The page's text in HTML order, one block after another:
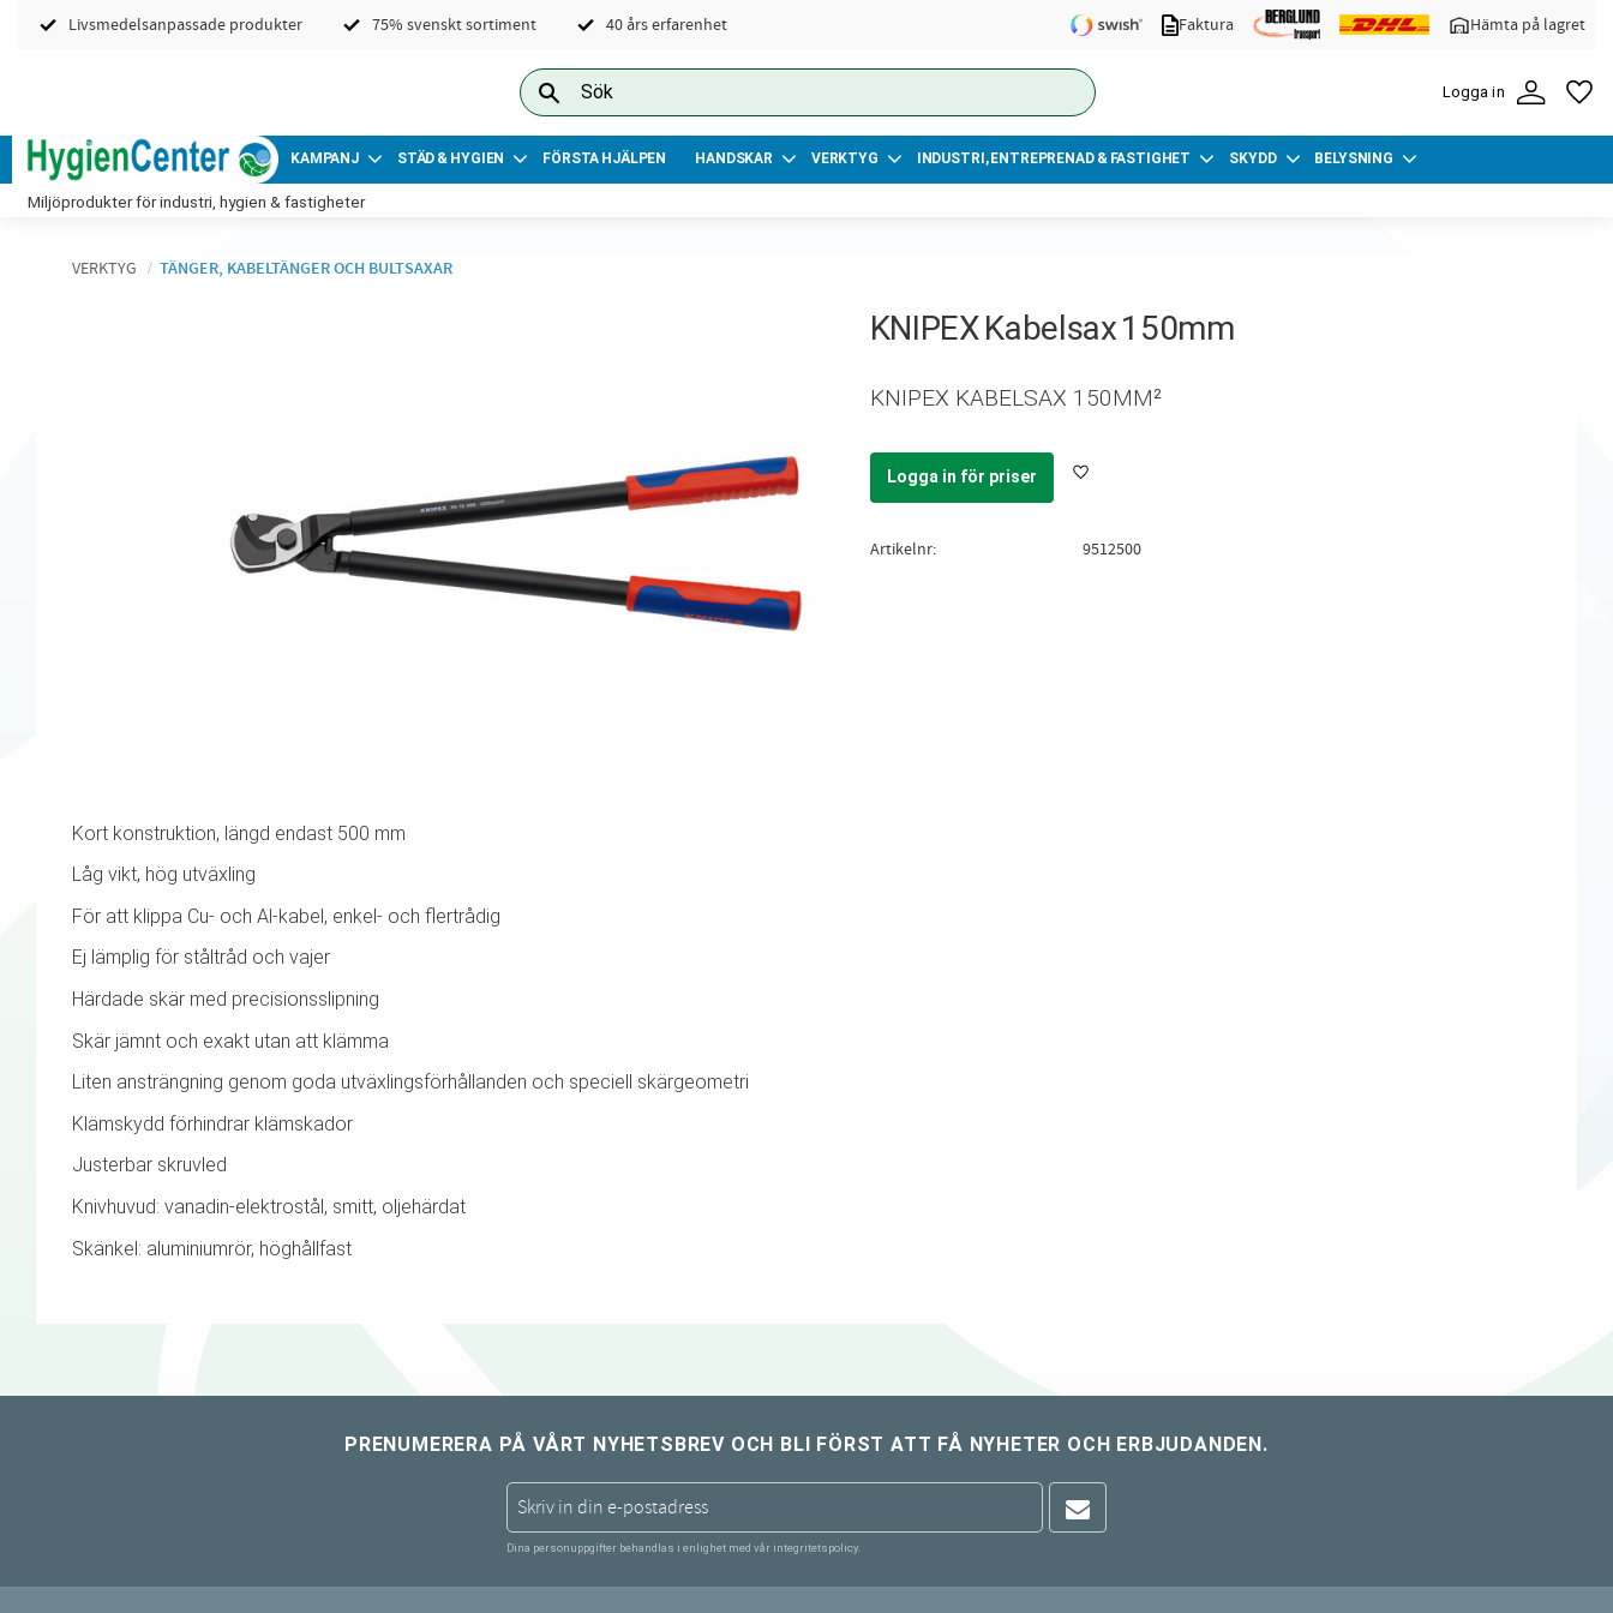
Livsmedelsanpassade produkter 75% svenskt sortiment 40 års erfarenhet Faktura Hämta på lagret
Logga in
KAMPANJ STÄD & HYGIEN FÖRSTA HJÄLPEN HANDSKAR VERKTYG INDUSTRI, ENTREPRENAD & FASTIGHET SKYDD BELYSNING
Miljöprodukter för industri, hygien & fastigheter
VERKTYG TÄNGER, KABELTÄNGER OCH BULTSAXAR
KNIPEX Kabelsax 150mm
KNIPEX KABELSAX 150MM²
Logga in för priser Lägg till i favoriter
Artikelnr 9512500
Kort konstruktion, längd endast 500 mm
Låg vikt, hög utväxling
För att klippa Cu- och Al-kabel, enkel- och flertrådig
Ej lämplig för ståltråd och vajer
Härdade skär med precisionsslipning
Skär jämnt och exakt utan att klämma
Liten ansträngning genom goda utväxlingsförhållanden och speciell skärgeometri
Klämskydd förhindrar klämskador
Justerbar skruvled
Knivhuvud: vanadin-elektrostål, smitt, oljehärdat
Skänkel: aluminiumrör, höghållfast
PRENUMERERA PÅ VÅRT NYHETSBREV OCH BLI FÖRST ATT FÅ NYHETER OCH ERBJUDANDEN.
Dina personuppgifter behandlas i enlighet med vår integritetspolicy.